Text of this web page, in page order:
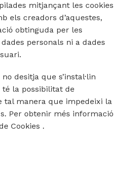
mitjançant les cookies
els creadors d’aquestes,
obtinguda per les
personals ni a dades
desitja que s’instal·lin
té la possibilitat de
tal manera que impedeixi la
Per obtenir més informació
Cookies .